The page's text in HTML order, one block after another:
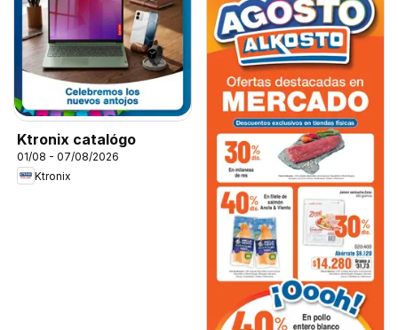
Ktronix catalógo
01/08 - 07/08/2026
Ktronix